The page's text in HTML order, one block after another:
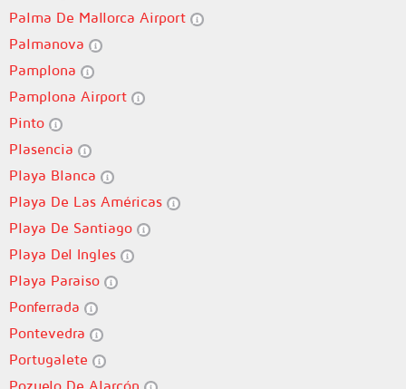
Palma De Mallorca Airport
Palmanova
Pamplona
Pamplona Airport
Pinto
Plasencia
Playa Blanca
Playa De Las Américas
Playa De Santiago
Playa Del Ingles
Playa Paraiso
Ponferrada
Pontevedra
Portugalete
Pozuelo De Alarcón